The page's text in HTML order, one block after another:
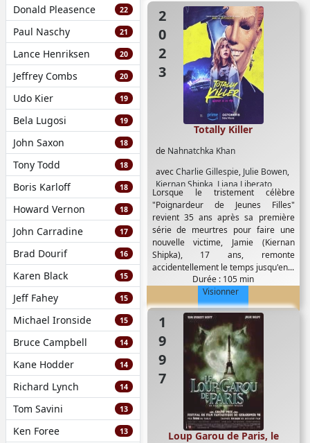
Donald Pleasence 22
Paul Naschy 21
Lance Henriksen 20
Jeffrey Combs 20
Udo Kier 19
Bela Lugosi 19
John Saxon 18
Tony Todd 18
Boris Karloff 18
Howard Vernon 18
John Carradine 17
Brad Dourif 16
Karen Black 15
Jeff Fahey 15
Michael Ironside 15
Bruce Campbell 14
Kane Hodder 14
Richard Lynch 14
Tom Savini 13
Ken Foree 13
2023
de Nahnatchka Khan
avecCharlie Gillespie, Julie Bowen,
Kiernan Shipka Liana Liberato,
Lochlyn Munro
,Olivia Holt
Randall
Park
Totally Killer
Lorsque le tristement célèbre
"Poignardeur de Jeunes Filles"
revient 35 ans après sa première
série de meurtres pour faire une
nouvelle victime, Jamie (Kiernan
Shipka), 17 ans, remonte
accidentellement le temps jusqu'en...
Durée : 105 min
Visionner
1997
Loup Garou de Paris, le